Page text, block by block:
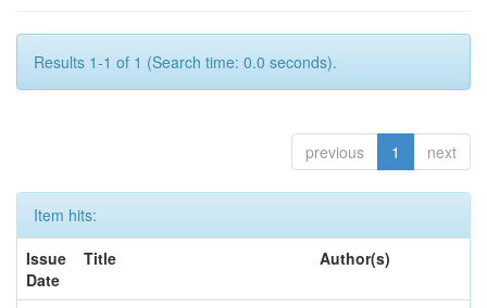
Results 1-1 of 1 (Search time: 0.0 seconds).
previous 1 next
Item hits:
Issue
Date
Title Author(s)